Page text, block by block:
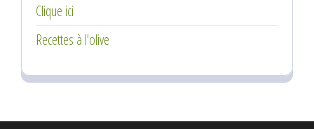
Clique ici
Recettes à l'olive